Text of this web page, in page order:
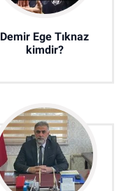
Demir Ege Tıknaz
kimdir?